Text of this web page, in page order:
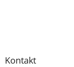
Kontakt